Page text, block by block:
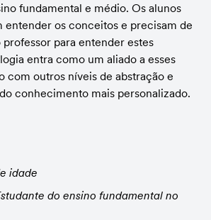
fundamental e médio. Os alunos
os conceitos e precisam de
para entender estes
entra como um aliado a esses
com outros níveis de abstração e
conhecimento mais personalizado.
idade
do ensino fundamental no